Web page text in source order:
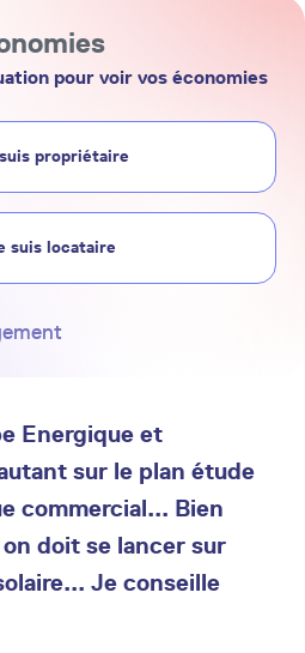
pour voir vos économies
propriétaire
suis locataire
Energique et
sur le plan étude
commercial... Bien
doit se lancer sur
Je conseille